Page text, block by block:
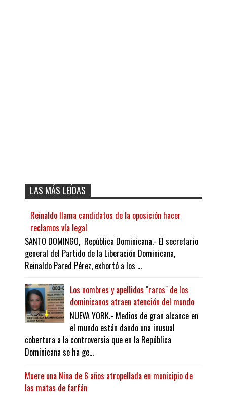
LAS MÁS LEÍDAS
Reinaldo llama candidatos de la oposición hacer
reclamos vía legal
SANTO DOMINGO, República Dominicana.- El secretario
general del Partido de la Liberación Dominicana,
Reinaldo Pared Pérez, exhortó a los ...
Los nombres y apellidos "raros" de los
dominicanos atraen atención del mundo
NUEVA YORK.- Medios de gran alcance en
el mundo están dando una inusual
cobertura a la controversia que en la República
Dominicana se ha ge...
Muere una Nina de 6 años atropellada en municipio de
las matas de farfán